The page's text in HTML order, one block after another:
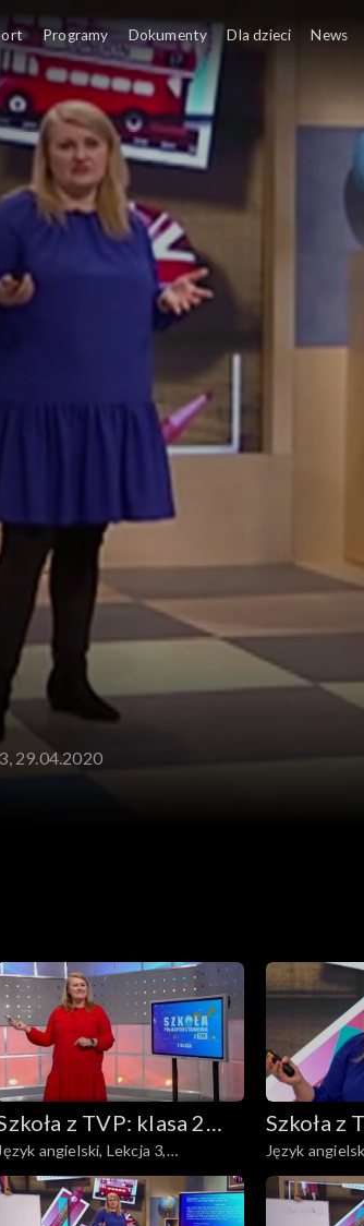
29.04.2020
z TVP: klasa 2
Język angielski, Lekcja 3,
Szkoła z
Język
20.04.2020
Programy Dokumenty Dla dzieci News